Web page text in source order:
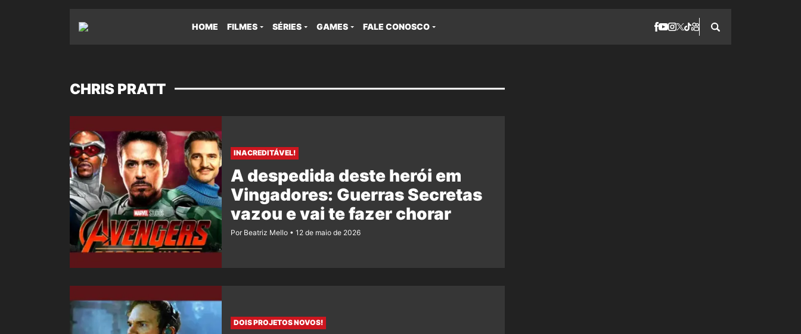
HOME FILMES SÉRIES GAMES FALE CONOSCO
CHRIS PRATT
INACREDITÁVEL!
A despedida deste herói em
Vingadores: Guerras Secretas
vazou e vai te fazer chorar
Por Beatriz Mello 12 de maio de 2026
DOIS PROJETOS NOVOS!